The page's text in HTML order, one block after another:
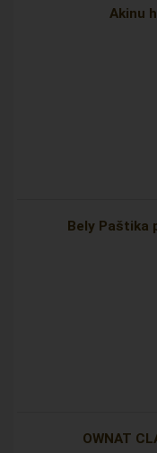
Akinu
Bely Paštika
OWNAT